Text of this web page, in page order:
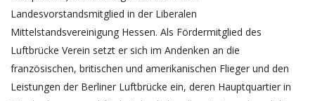
Landesvorstandsmitglied in der Liberalen
Mittelstandsvereinigung Hessen. Als Fördermitglied des
Luftbrücke Verein setzt er sich im Andenken an die
französischen, britischen und amerikanischen Flieger und den
Leistungen der Berliner Luftbrücke ein, deren Hauptquartier in